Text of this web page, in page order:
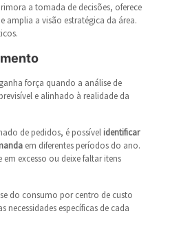
a tomada de decisões, oferece
amplia a visão estratégica da área.
força quando a análise de
e alinhado à realidade da
de pedidos, é possível identificar
em diferentes períodos do ano.
excesso ou deixe faltar itens
do consumo por centro de custo
necessidades específicas de cada